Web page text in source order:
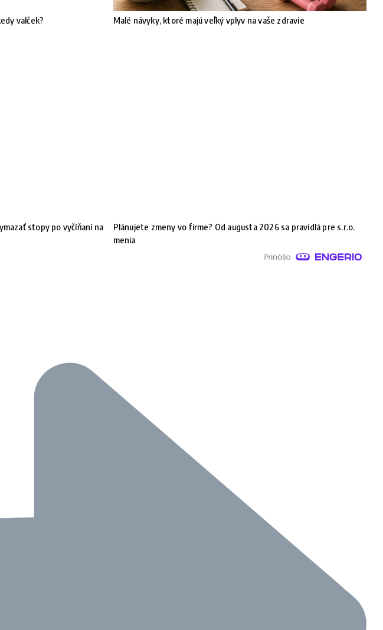
valček? Malé návyky, ktoré majú veľký vplyv na vaše zdravie
stopy po vyčíňaní na
Plánujete zmeny vo firme? Od augusta 2026 sa pravidlá pre s.r.o.
menia